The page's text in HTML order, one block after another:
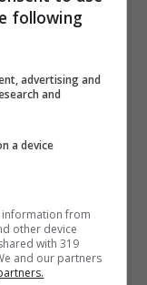
davvero il
per la sua
programmi di
Fratello,
L’Isola dei
2021, ha
prendere
dalla
following
advertising and
and
a device
from
other device
with 319
and our partners